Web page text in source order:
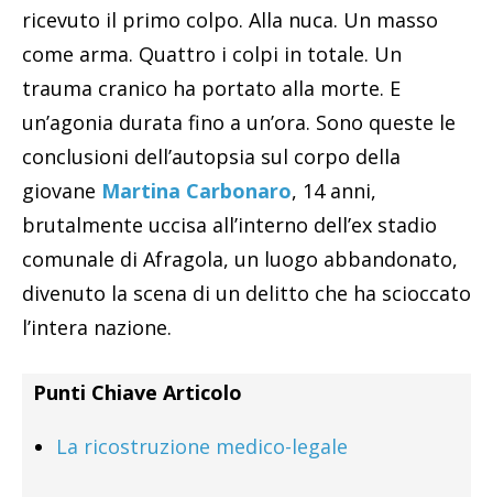
ricevuto il primo colpo. Alla nuca. Un masso
come arma. Quattro i colpi in totale. Un
trauma cranico ha portato alla morte. E
un’agonia durata fino a un’ora. Sono queste le
conclusioni dell’autopsia sul corpo della
giovane Martina Carbonaro, 14 anni,
brutalmente uccisa all’interno dell’ex stadio
comunale di Afragola, un luogo abbandonato,
divenuto la scena di un delitto che ha scioccato
l’intera nazione.
Punti Chiave Articolo
La ricostruzione medico-legale